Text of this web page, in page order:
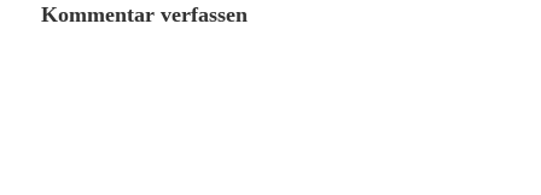
Kommentar verfassen